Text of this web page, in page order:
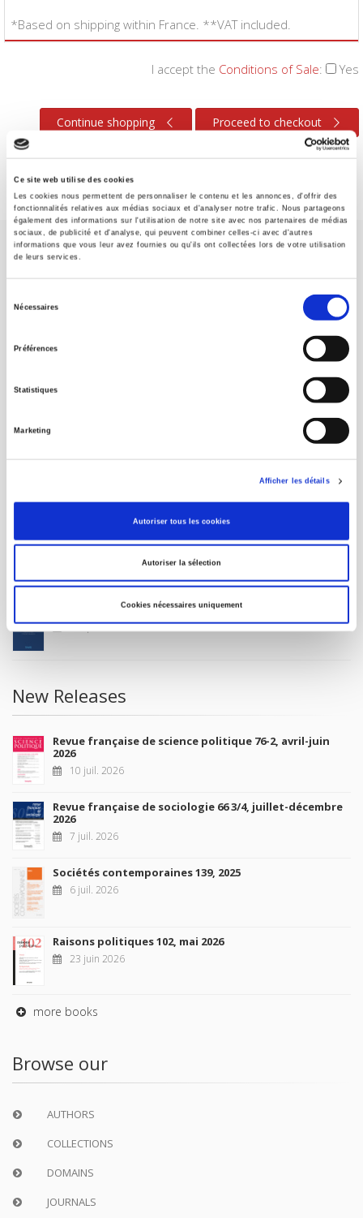
Ce site web utilise des cookies
Les cookies nous permettent de personnaliser le contenu et les annonces, d'offrir des
fonctionnalités relatives aux médias sociaux et d'analyser notre trafic. Nous partageons
également des informations sur l'utilisation de notre site avec nos partenaires de médias
sociaux, de publicité et d'analyse, qui peuvent combiner celles-ci avec d'autres
informations que vous leur avez fournies ou qu'ils ont collectées lors de votre utilisation
de leurs services.
Nécessaires
Préférences
Statistiques
Marketing
Afficher les détails
Autoriser tous les cookies
Autoriser la sélection
Cookies nécessaires uniquement
*Based on shipping within France. **VAT included.
I accept the Conditions of Sale: Yes
Continue shopping Proceed to checkout
SCIENCES PO UNIVERSITY PRESS has a threefold role: to publish
original research, to edit reference works for student use, and to
help public and political debate.
FOREIGN RIGHTS
FOR BOOKSHOPS
MY ACCOUNT
Future Releases
La France et l'Union européenne
4 sept. 2026
New Releases
Revue française de science politique 76-2, avril-juin
2026
10 juil. 2026
Revue française de sociologie 66 3/4, juillet-décembre
2026
7 juil. 2026
Sociétés contemporaines 139, 2025
6 juil. 2026
Raisons politiques 102, mai 2026
23 juin 2026
more books
Browse our
AUTHORS
COLLECTIONS
DOMAINS
JOURNALS